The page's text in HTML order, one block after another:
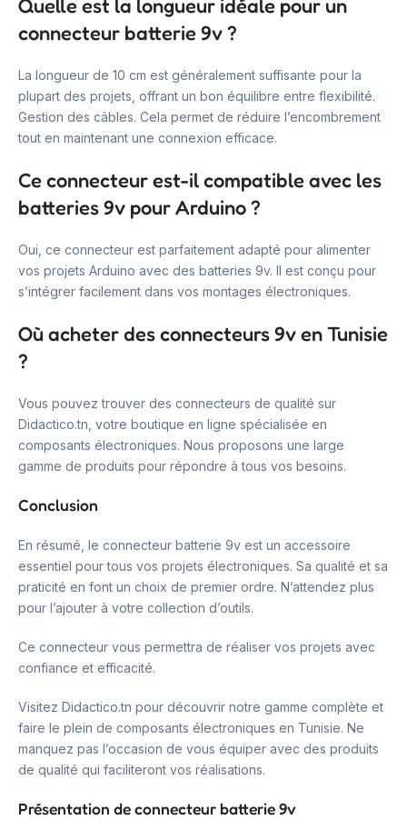
Quelle est la longueur idéale pour un
connecteur batterie 9v ?
La longueur de 10 cm est généralement suffisante pour la
plupart des projets, offrant un bon équilibre entre flexibilité.
Gestion des câbles. Cela permet de réduire l’encombrement
tout en maintenant une connexion efficace.
Ce connecteur est-il compatible avec les
batteries 9v pour Arduino ?
Oui, ce connecteur est parfaitement adapté pour alimenter
vos projets Arduino avec des batteries 9v. Il est conçu pour
s’intégrer facilement dans vos montages électroniques.
Où acheter des connecteurs 9v en Tunisie
?
Vous pouvez trouver des connecteurs de qualité sur
Didactico.tn, votre boutique en ligne spécialisée en
composants électroniques. Nous proposons une large
gamme de produits pour répondre à tous vos besoins.
Conclusion
En résumé, le connecteur batterie 9v est un accessoire
essentiel pour tous vos projets électroniques. Sa qualité et sa
praticité en font un choix de premier ordre. N’attendez plus
pour l’ajouter à votre collection d’outils.
Ce connecteur vous permettra de réaliser vos projets avec
confiance et efficacité.
Visitez Didactico.tn pour découvrir notre gamme complète et
faire le plein de composants électroniques en Tunisie. Ne
manquez pas l’occasion de vous équiper avec des produits
de qualité qui faciliteront vos réalisations.
Présentation de connecteur batterie 9v